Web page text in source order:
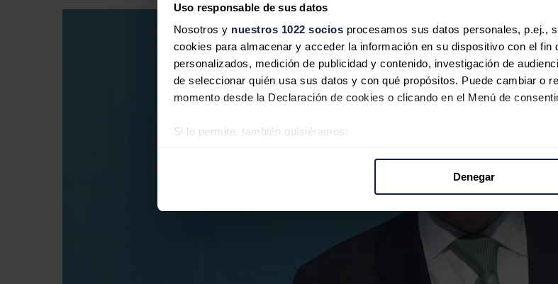
Uso responsable de sus datos
Nosotros y nuestros 1022 socios procesamos sus datos personales, p.ej.,
cookies para almacenar y acceder la información en su dispositivo con el fin
personalizados, medición de publicidad y contenido, investigación de
de seleccionar quién usa sus datos y con qué propósitos. Puede cambiar o
momento desde la Declaración de cookies o clicando en el Menú de
Si lo permite, también quisiéramos:
Las cookies de este sitio web se usan para personalizar el contenido y los
y analizar el tráfico. Además, compartimos información sobre el uso que
redes sociales, publicidad y análisis web, quienes pueden combinarla con
Denegar